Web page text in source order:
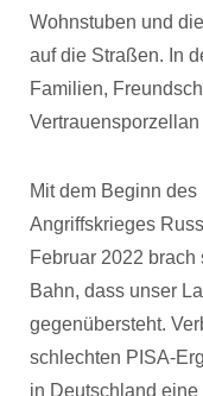
Wohnstuben und
auf die Straßen. In
Familien,
Mit dem Beginn
Angriffskrieges
Februar 2022
Bahn, dass unser
gegenübersteht.
schlechten PISA-
in Deutschland